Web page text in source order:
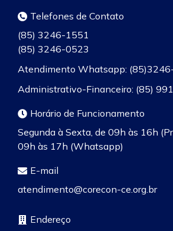
Telefones de Contato
(85) 3246-1551
(85) 3246-0523
Atendimento Whatsapp:
Administrativo-Financeiro: (85)
Horário de Funcionamento
Segunda à Sexta, de 09h às 16h
09h às 17h (Whatsapp)
E-mail
atendimento@corecon-ce.org.br
Endereço